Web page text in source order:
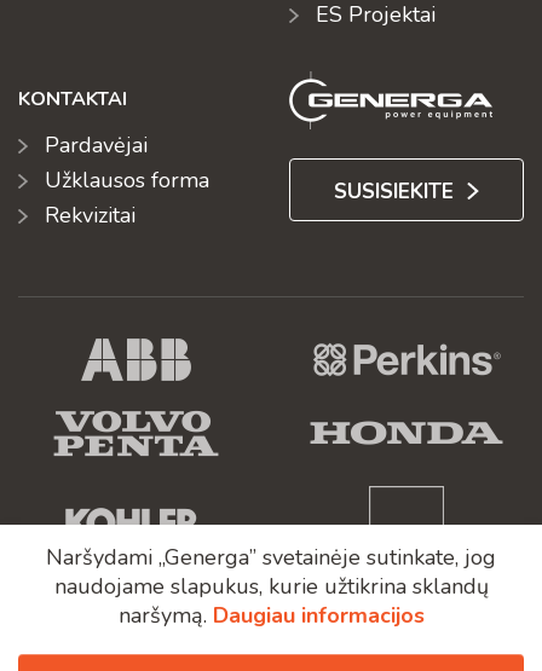
ES Projektai
KONTAKTAI
Pardavėjai
Užklausos forma
Rekvizitai
SUSISIEKITE
Naršydami „Generga” svetainėje sutinkate, jog
naudojame slapukus, kurie užtikrina sklandų
naršymą. Daugiau informacijos